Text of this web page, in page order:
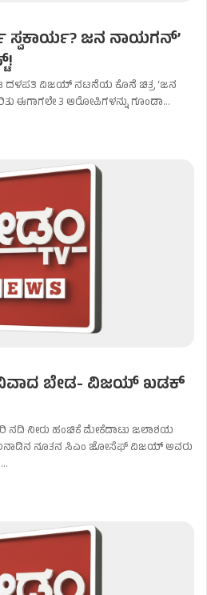
ಜನ ನಾಯಗನ್’
ನಟ ದಳಪತಿ ವಿಜಯ್​​ ನಟನೆಯ ಕೊನೆ ಚಿತ್ರ ‘ಜನ
ಈಗಾಗಲೇ 3 ಆರೋಪಿಗಳನ್ನು ಗೂಂಡಾ…
ವಿವಾದ ಬೇಡ- ವಿಜಯ್ ಖಡಕ್
ನದಿ ನೀರು ಹಂಚಿಕೆ ಮೇಕೆದಾಟು ಜಲಾಶಯ
ನೂತನ ಸಿಎಂ ಜೋಸೆಫ್ ವಿಜಯ್ ಅವರು